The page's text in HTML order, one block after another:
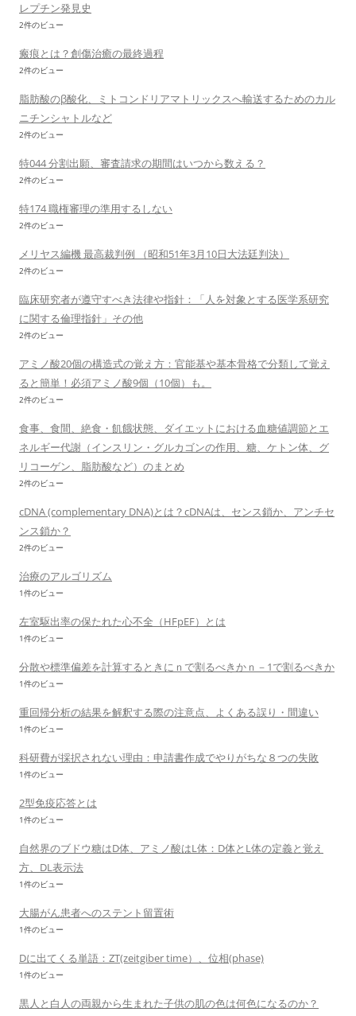
レプチン発見史
2件のビュー
瘢痕とは？創傷治癒の最終過程
2件のビュー
脂肪酸のβ酸化、ミトコンドリアマトリックスへ輸送するためのカル
ニチンシャトルなど
2件のビュー
特044 分割出願、審査請求の期間はいつから数える？
2件のビュー
特174 職権審理の準用するしない
2件のビュー
メリヤス編機 最高裁判例 （昭和51年3月10日大法廷判決）
2件のビュー
臨床研究者が遵守すべき法律や指針：「人を対象とする医学系研究
に関する倫理指針」その他
2件のビュー
アミノ酸20個の構造式の覚え方：官能基や基本骨格で分類して覚え
ると簡単！必須アミノ酸9個（10個）も。
2件のビュー
食事、食間、絶食・飢餓状態、ダイエットにおける血糖値調節とエ
ネルギー代謝（インスリン・グルカゴンの作用、糖、ケトン体、グ
リコーゲン、脂肪酸など）のまとめ
2件のビュー
cDNA (complementary DNA)とは？cDNAは、センス鎖か、アンチセ
ンス鎖か？
2件のビュー
治療のアルゴリズム
1件のビュー
左室駆出率の保たれた心不全（HFpEF）とは
1件のビュー
分散や標準偏差を計算するときにｎで割るべきかｎ－1で割るべきか
1件のビュー
重回帰分析の結果を解釈する際の注意点、よくある誤り・間違い
1件のビュー
科研費が採択されない理由：申請書作成でやりがちな８つの失敗
1件のビュー
2型免疫応答とは
1件のビュー
自然界のブドウ糖はD体、アミノ酸はL体：D体とL体の定義と覚え
方、DL表示法
1件のビュー
大腸がん患者へのステント留置術
1件のビュー
Dに出てくる単語：ZT(zeitgiber time）、位相(phase)
1件のビュー
黒人と白人の両親から生まれた子供の肌の色は何色になるのか？